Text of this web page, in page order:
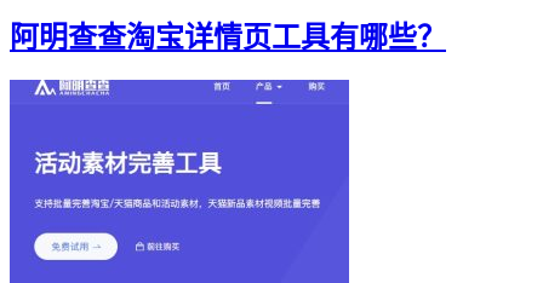
阿明查查淘宝详情页工具有哪些？